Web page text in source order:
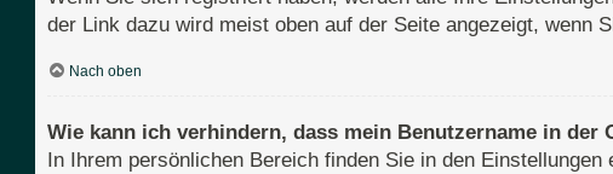
der Link dazu wird meist oben auf der Seite angezeigt, wenn
Nach oben
Wie kann ich verhindern, dass mein Benutzername in der
In Ihrem persönlichen Bereich finden Sie in den